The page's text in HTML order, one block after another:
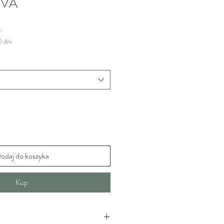
Cena Rabatowa
dni
do koszyka
Kup